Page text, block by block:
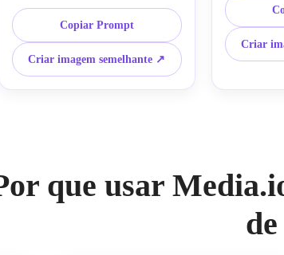
referência, parques de bolso, praças
públicas, sombras limpas, texturas
suaves, composição infográfica-
amigável, paleta vívida mas
equilibrada, design moderno
brincalhão e altos detalhes que
Copiar Prompt
Criar imagem semelhante ↗
de trânsito,
iluminação
geométricas
jogos, paleta
Criar
que usar